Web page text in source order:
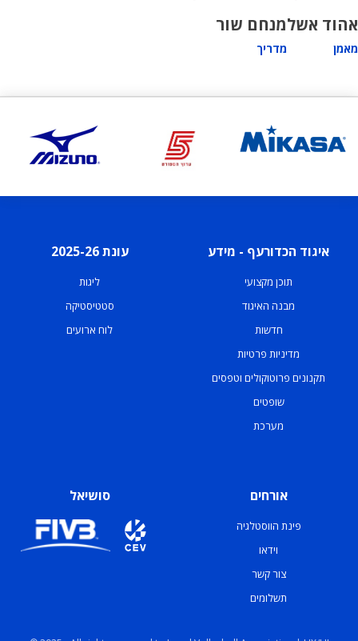
אהוד אשל
מאמן
מנחם שור
מדריך
איגוד הכדורעף - מידע
תוכן מקצועי
מבנה האיגוד
חדשות
מדיניות פרטיות
תקנונים פרוטוקולים וטפסים
שופטים
מערכת
עונת 2025-26
ליגות
סטטיסטיקה
לוח ארועים
אורחים
פינת הווסטלגיה
וידאו
צור קשר
תשלומים
סושיאל